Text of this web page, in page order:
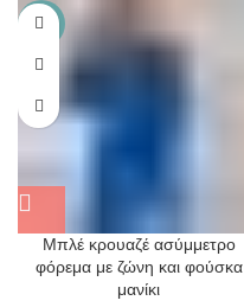
-60%
Μπλέ κρουαζέ ασύμμετρο
φόρεμα με ζώνη και φούσκα
μανίκι